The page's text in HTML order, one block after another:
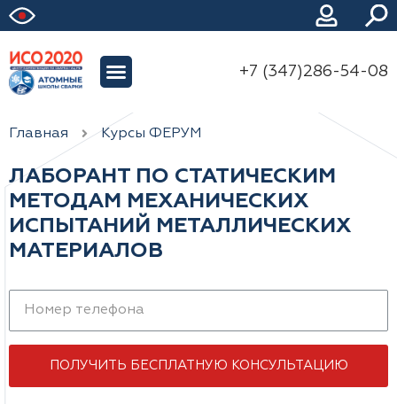
+7 (347)286-54-08
Главная Курсы ФЕРУМ
ЛАБОРАНТ ПО СТАТИЧЕСКИМ
МЕТОДАМ МЕХАНИЧЕСКИХ
ИСПЫТАНИЙ МЕТАЛЛИЧЕСКИХ
МАТЕРИАЛОВ
ПОЛУЧИТЬ БЕСПЛАТНУЮ КОНСУЛЬТАЦИЮ